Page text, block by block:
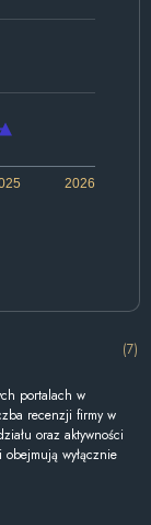
2026
(7)
portalach w
recenzji firmy w
oraz aktywności
wyłącznie